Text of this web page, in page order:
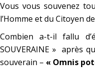
Vous vous souvenez
l’Homme et du Citoyen
Combien a-t-il fallu
SOUVERAINE » après
souverain – « Omnis